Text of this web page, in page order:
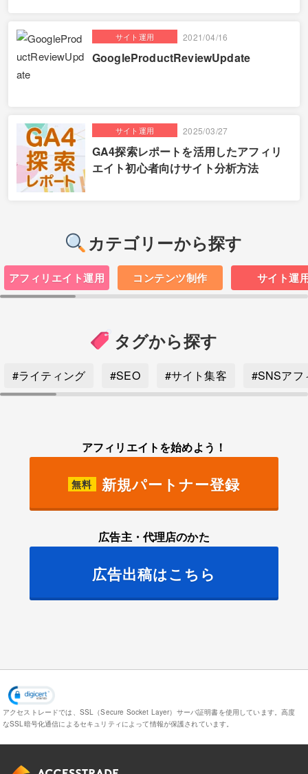
サイト運用 2021/04/16
GoogleProductReviewUpdate
サイト運用 2025/03/27
GA4探索レポートを活用したアフィリ
エイト初心者向けサイト分析方法
カテゴリーから探す
アフィリエイト運用 コンテンツ制作 サイト運
タグから探す
#ライティング #SEO #サイト集客 #SNSアフ
アフィリエイトを始めよう！
無料 新規パートナー登録
広告主・代理店のかた
広告出稿はこちら
アクセストレードでは、SSL（Secure Socket Layer）サーバ証明書を使用しています。高度
なSSL暗号化通信によるセキュリティによって情報が保護されています。